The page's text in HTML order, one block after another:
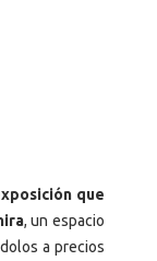
que
, un espacio
a precios